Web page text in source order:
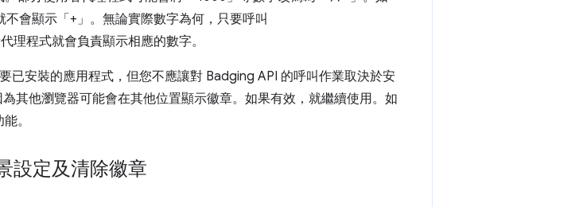
會顯示「+」。無論實際數字為何，只要呼叫
代理程式就會負責顯示相應的數字。
已安裝的應用程式，但您不應讓對 Badging API 的呼叫作業取決於安
其他瀏覽器可能會在其他位置顯示徽章。如果有效，就繼續使用。如
。
設定及清除徽章